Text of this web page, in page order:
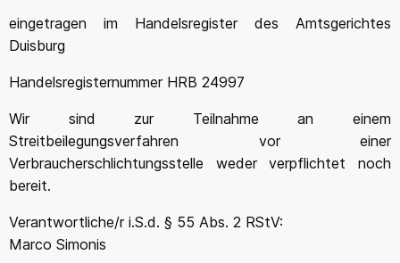
eingetragen im Handelsregister des Amtsgerichtes
Duisburg
Handelsregisternummer HRB 24997
Wir sind zur Teilnahme an einem
Streitbeilegungsverfahren vor einer
Verbraucherschlichtungsstelle weder verpflichtet noch
bereit.
Verantwortliche/r i.S.d. § 55 Abs. 2 RStV:
Marco Simonis